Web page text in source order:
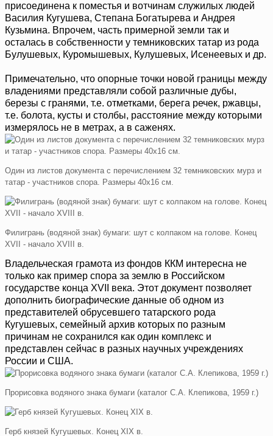
присоединена к поместья и вотчинам служилых людей
Василия Кугушева, Степана Богатырева и Андрея
Кузьмина. Впрочем, часть примерной земли так и
осталась в собственности у темниковских татар из рода
Булушевых, Куромышевых, Кулушевых, Исенеевых и др.
Примечательно, что опорные точки новой границы между
владениями представляли собой различные дубы,
березы с гранями, т.е. отметками, берега речек, ржавцы,
т.е. болота, кусты и столбы, расстояние между которыми
измерялось не в метрах, а в саженях.
Один из листов документа с перечислением 32 темниковских мурз и
татар - участников спора. Размеры 40х16 см.
Филигрань (водяной знак) бумаги: шут с колпаком на голове. Конец
XVII - начало XVIII в.
Владельческая грамота из фондов ККМ интересна не
только как пример спора за землю в Российском
государстве конца XVII века. Этот документ позволяет
дополнить биографические данные об одном из
представителей обрусевшего татарского рода
Кугушевых, семейный архив которых по разным
причинам не сохранился как один комплекс и
представлен сейчас в разных научных учреждениях
России и США.
Прорисовка водяного знака бумаги (каталог С.А. Клепикова, 1959 г.)
Герб князей Кугушевых. Конец XIX в.